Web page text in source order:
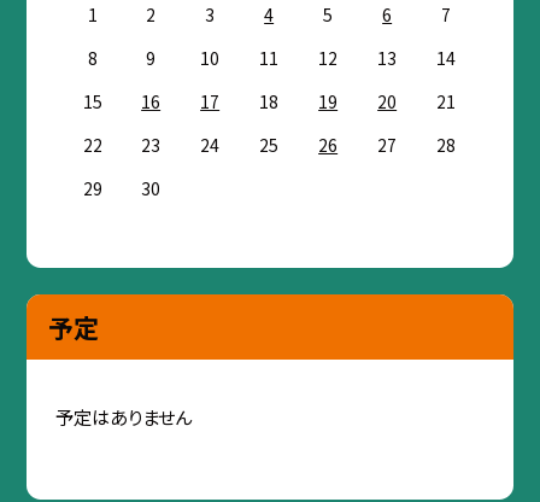
1 2 3 4 5 6
7
8
9 10 11 12 13
14
15
16 17 18 19 20
21
22
23 24 25 26 27
28
29
30
予定
予定はありません